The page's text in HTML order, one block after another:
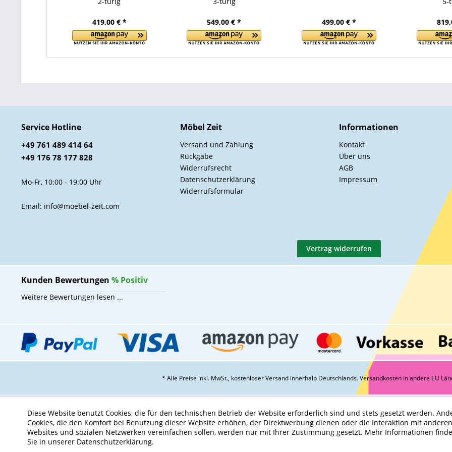
419,00 € * 549,00 € * 499,00 € *
Service Hotline
+49 761 489 414 64
+49 176 78 177 828
Mo-Fr, 10:00 - 19:00 Uhr
Email: info@moebel-zeit.com
Möbel Zeit
Versand und Zahlung
Rückgabe
Widerrufsrecht
Datenschutzerklärung
Widerrufsformular
Informationen
Kontakt
Über uns
AGB
Impressum
Vertrag widerrufen
Kunden Bewertungen % Positiv
Weitere Bewertungen lesen ...
* Alle Preise inkl. MwSt., kostenloser Versand innerhalb Deutschlands.Versandkosten in andere EU
Diese Website benutzt Cookies, die für den technischen Betrieb der Website erforderlich sind und stets gesetzt werden.
Cookies, die den Komfort bei Benutzung dieser Website erhöhen, der Direktwerbung dienen oder die Interaktion mit anderen
Websites und sozialen Netzwerken vereinfachen sollen, werden nur mit Ihrer Zustimmung gesetzt. Mehr Informationen
Sie in unserer Datenschutzerklärung.